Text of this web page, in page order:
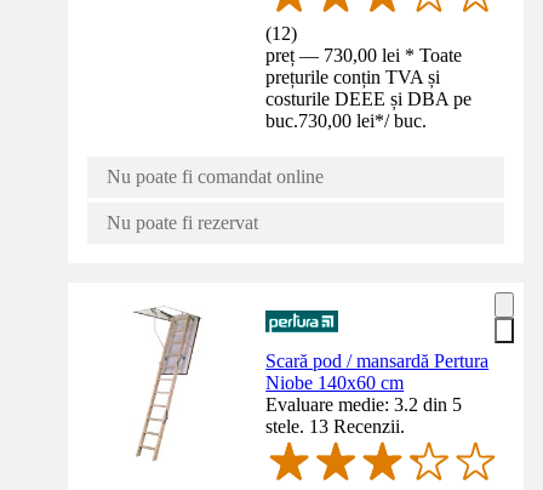
(12)
preț — 730,00 lei * Toate
prețurile conțin TVA și
costurile DEEE și DBA pe
buc.730,00 lei*/ buc.
Nu poate fi comandat online
Nu poate fi rezervat
Scară pod / mansardă Pertura
Niobe 140x60 cm
Evaluare medie: 3.2 din 5
stele. 13 Recenzii.